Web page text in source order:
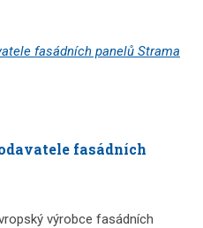
fasádních
výrobce fasádních